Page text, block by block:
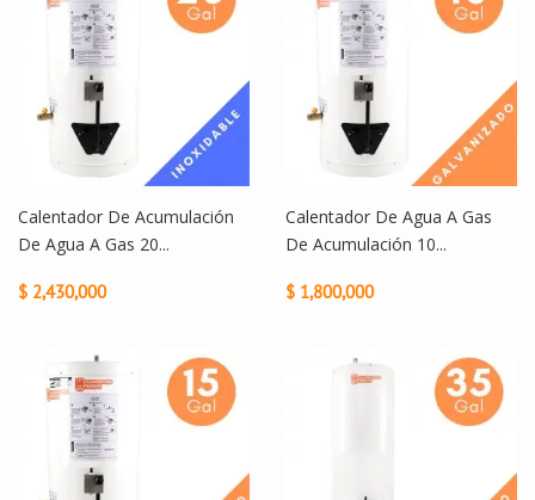
Calentador De Acumulación
De Agua A Gas 20...
$ 2,430,000
Calentador De Agua A Gas
De Acumulación 10...
$ 1,800,000